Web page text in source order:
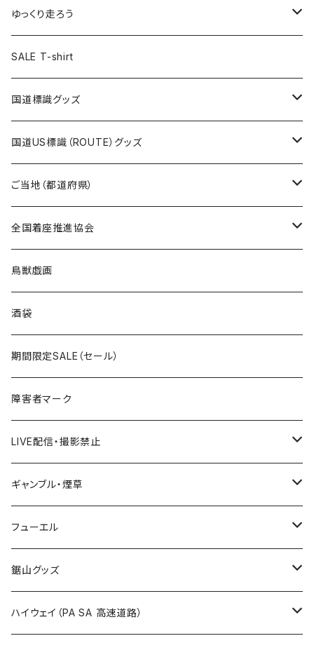
トートバッグ
ランチバッグ
エコバッグ
クリアファイル
キーホルダー
クリアファイル
Tシャツ
ステッカー
サコッシュ
ホテルキーホルダー
モーテルキーホルダー
トートバッグ
クリアファイル
マスク
エコバッグ
千葉ロッテマリーンズコラボ
エコバッグ
ステッカー
モーテルキーホルダー
ホテルキーホルダー
トートバッグ
キャップ
ステッカー
ホテルキーホルダー
Tシャツ
キャップ
ステッカー
ゆっくり走ろう
Tシャツ
ステッカー
ホテルキーホルダー
SALE T-shirt
国道標識グッズ
ステッカー
国道0～99号線
国道100～199号線
国道600～699号線
国道700～799号線
Tシャツ
キャップ
国道US標識（ROUTE）グッズ
ステッカー
ROUTE 0～99号線
ROUTE100～199号線
ROUTE600～699号線
ROUTE700～799号線
Tシャツ
ROUTE 0～99号線
ROUTE 100～199号線
ROUTE 600～699号線
ROUTE 700～799号線
キャップ
ROUTE 0～99号線
ROUTE 100～199号線
ROUTE 600～699号線
ROUTE 700～799号線
ご当地（都道府県）
北海道
青森県
岩手県
宮城県
秋田県
Tシャツ
ステッカー
山形県
福島県
茨城県
栃木県
群馬県
全国着座推進協会
ステッカー
鳥獣戯画
酒袋
期間限定SALE（セール）
障害者マーク
LIVE配信・撮影禁止
LIVE配信禁止
撮影禁止
ギャンブル・煙草
ホテルキーホルダー
たばこ・禁煙ステッカー
フューエル
ステッカー
鋸山グッズ
Tシャツ
ハイウェイ（PA SA 高速道路）